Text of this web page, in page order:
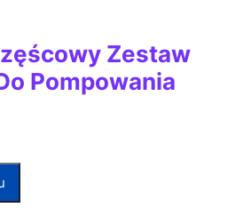
Zestaw
Pompowania